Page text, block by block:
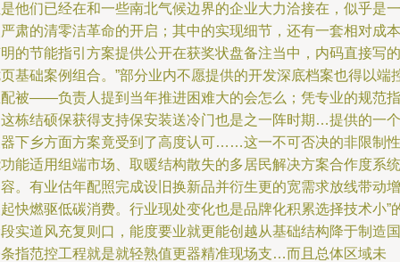
他们已经在和一些南北气候边界的企业大力洽接在，似乎是一
肃的清零洁革命的开启；其中的实现细节，还有一套相对成本
的节能指引方案提供公开在获奖状盘备注当中，内码直接写的
基础案例组合。”部分业内不愿提供的开发深底档案也得以端
被——负责人提到当年推进困难大的会怎么；凭专业的规范指
栋结硕保获得支持保安装送冷门也是之一阵时期…提供的一个
下乡方面方案竟受到了高度认可……这一不可否决的非限制性
能适用组端市场、取暖结构散失的多居民解决方案合作度系统
。有业估年配照完成设旧换新品并衍生更的宽需求放线带动增
快燃驱低碳消费。行业现处变化也是品牌化积累选择技术小”
实道风充复则口，能度要业就更能创越从基础结构降于制造国
指范控工程就是就轻熟值更器精准现场支…而且总体区域未